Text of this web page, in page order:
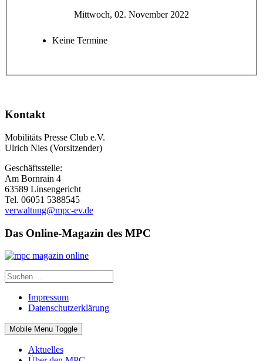
Mittwoch, 02. November 2022
Keine Termine
Kontakt
Mobilitäts Presse Club e.V.
Ulrich Nies (Vorsitzender)
Geschäftsstelle:
Am Bornrain 4
63589 Linsengericht
Tel. 06051 5388545
verwaltung@mpc-ev.de
Das Online-Magazin des MPC
Impressum
Datenschutzerklärung
Mobile Menu Toggle
Aktuelles